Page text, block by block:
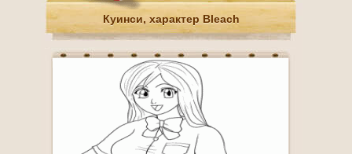
Куинси, характер Bleach